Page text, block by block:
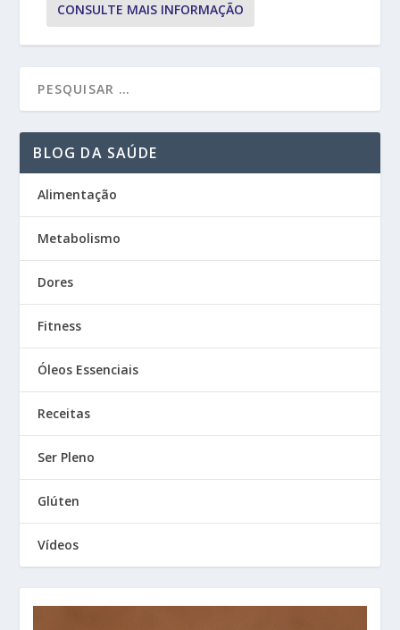
CONSULTE MAIS INFORMAÇÃO
BLOG DA SAÚDE
Alimentação
Metabolismo
Dores
Fitness
Óleos Essenciais
Receitas
Ser Pleno
Glúten
Vídeos